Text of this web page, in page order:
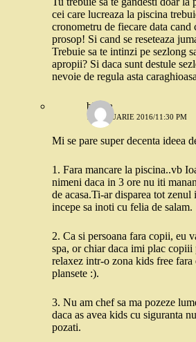
cei care lucreaza la piscina
cronometru de fiecare data cand
prosop! Si cand se reseteaza
Trebuie sa te intinzi pe sezlong
apropii? Si daca sunt destule
nevoie de regula asta
blabla
14 IANUARIE 2016/11:30 PM
Mi se pare super decenta ideea
1. Fara mancare la piscina..vb
nimeni daca in 3 ore nu iti
de acasa.Ti-ar disparea tot zenul
incepe sa inoti cu felia de salam.
2. Ca si persoana fara copii, eu
spa, or chiar daca imi plac copiii
relaxez intr-o zona kids free
plansete :).
3. Nu am chef sa ma pozeze
daca as avea kids cu siguranta
pozati.